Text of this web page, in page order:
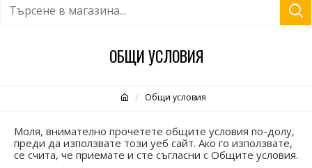
Общи условия
ОБЩИ УСЛОВИЯ
Моля, внимателно прочетете общите условия по-долу,
преди да използвате този уеб сайт. Ако го използвате,
се счита, че приемате и сте съгласни с Общите условия.